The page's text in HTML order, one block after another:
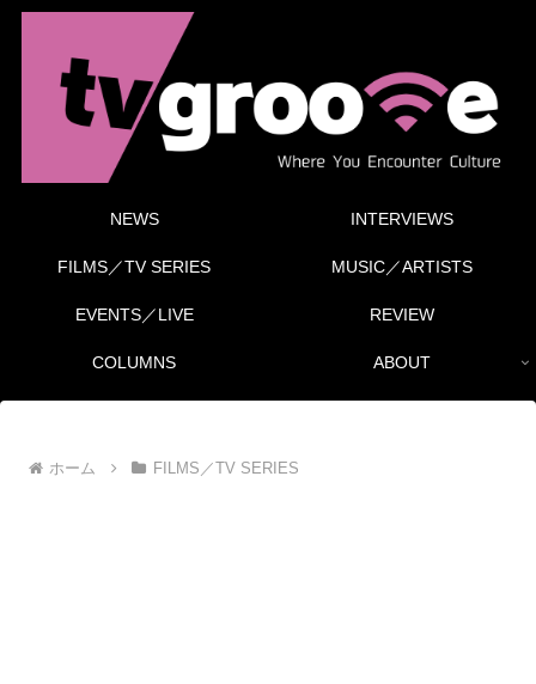
NEWS INTERVIEWS
FILMS／TV SERIES MUSIC／ARTISTS
EVENTS／LIVE REVIEW
COLUMNS ABOUT
ホーム FILMS／TV SERIES